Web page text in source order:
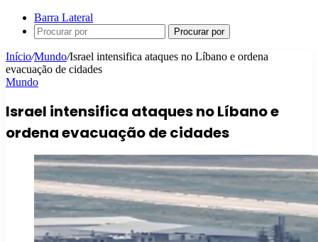
Barra Lateral
Procurar por
Início/Mundo/Israel intensifica ataques no Líbano e ordena
evacuação de cidades
Mundo
Israel intensifica ataques no Líbano e
ordena evacuação de cidades